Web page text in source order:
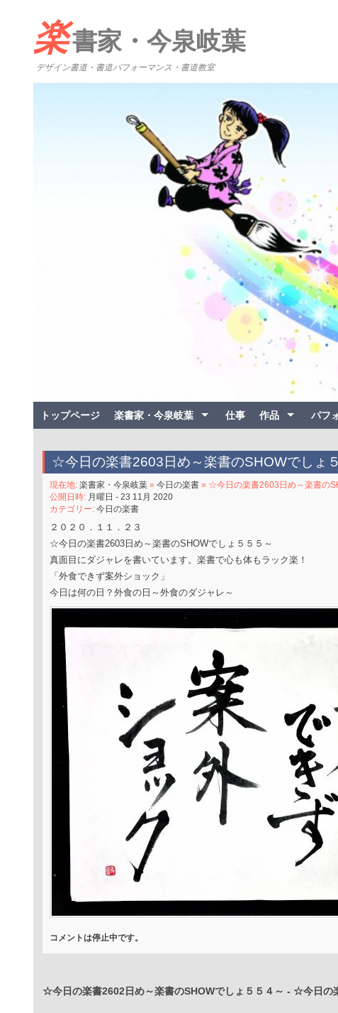
楽書家・今泉岐葉
デザイン書道・書道パフォーマンス・書道教室
トップページ 楽書家・今泉岐葉 仕事 作品 パフ
☆今日の楽書2603日め～楽書のSHOWでしょ
現在地: 楽書家・今泉岐葉» 今日の楽書» ☆今日の楽書2603日め～楽書の
公開日時: 月曜日 - 23 11月 2020
カテゴリー: 今日の楽書
２０２０．１１．２３
☆今日の楽書2603日め～楽書のSHOWでしょ５５５～
真面目にダジャレを書いています。楽書で心も体もラック楽！
「外食できず案外ショック」
今日は何の日？外食の日～外食のダジャレ～
コメントは停止中です。
☆今日の楽書2602日め～楽書のSHOWでしょ５５４～ - ☆今日の